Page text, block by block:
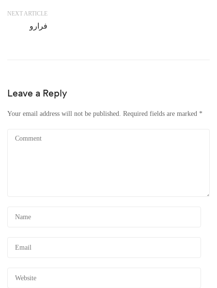
NEXT ARTICLE
فرارو
Leave a Reply
Your email address will not be published. Required fields are marked *